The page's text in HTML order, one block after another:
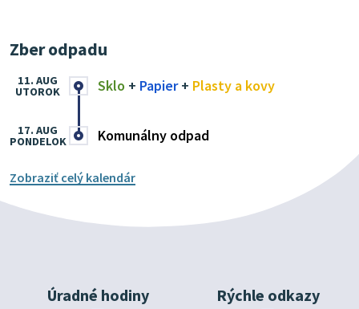
Zber odpadu
Sklo + Papier+ Plasty a kovy
11. AUG
UTOROK
Komunálny odpad
17. AUG
PONDELOK
Zobraziť celý kalendár
Úradné hodiny Rýchle odkazy